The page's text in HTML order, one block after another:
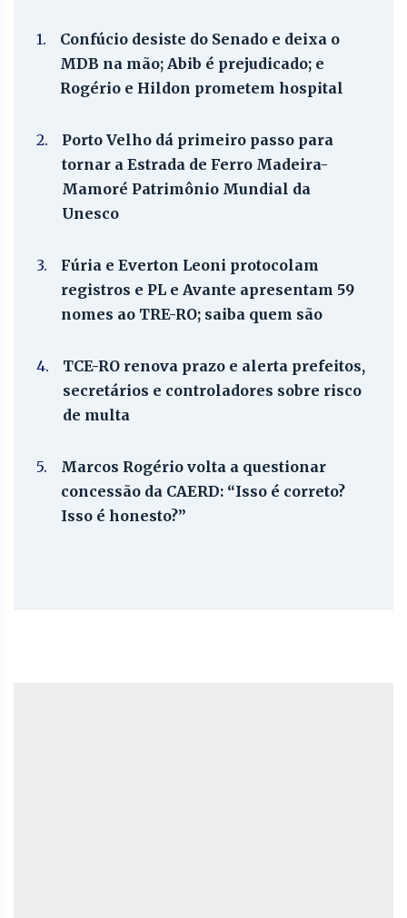
1.
Confúcio desiste do Senado e deixa o
MDB na mão; Abib é prejudicado; e
Rogério e Hildon prometem hospital
2.
Porto Velho dá primeiro passo para
tornar a Estrada de Ferro Madeira-
Mamoré Patrimônio Mundial da
Unesco
3.
Fúria e Everton Leoni protocolam
registros e PL e Avante apresentam 59
nomes ao TRE-RO; saiba quem são
4.
TCE-RO renova prazo e alerta prefeitos,
secretários e controladores sobre risco
de multa
5.
Marcos Rogério volta a questionar
concessão da CAERD: “Isso é correto?
Isso é honesto?”